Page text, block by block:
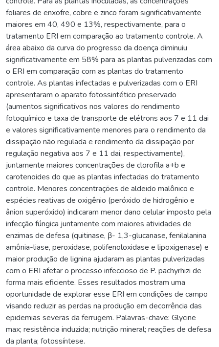
foliares de enxofre, cobre e zinco foram significativamente
maiores em 40, 490 e 13%, respectivamente, para o
tratamento ERI em comparação ao tratamento controle. A
área abaixo da curva do progresso da doença diminuiu
significativamente em 58% para as plantas pulverizadas com
o ERI em comparação com as plantas do tratamento
controle. As plantas infectadas e pulverizadas com o ERI
apresentaram o aparato fotossintético preservado
(aumentos significativos nos valores do rendimento
fotoquímico e taxa de transporte de elétrons aos 7 e 11 dai
e valores significativamente menores para o rendimento da
dissipação não regulada e rendimento da dissipação por
regulação negativa aos 7 e 11 dai, respectivamente),
juntamente maiores concentrações de clorofila a+b e
carotenoides do que as plantas infectadas do tratamento
controle. Menores concentrações de aldeido malônico e
espécies reativas de oxigênio (peróxido de hidrogênio e
ânion superóxido) indicaram menor dano celular imposto pela
infecção fúngica juntamente com maiores atividades de
enzimas de defesa (quitinase, β- 1,3-glucanase, fenilalanina
amônia-liase, peroxidase, polifenoloxidase e lipoxigenase) e
maior produção de lignina ajudaram as plantas pulverizadas
com o ERI afetar o processo infeccioso de P. pachyrhizi de
forma mais eficiente. Esses resultados mostram uma
oportunidade de explorar esse ERI em condições de campo
visando reduzir as perdas na produção em decorrência das
epidemias severas da ferrugem. Palavras-chave: Glycine
max; resistência induzida; nutrição mineral; reações de defesa
da planta; fotossíntese.